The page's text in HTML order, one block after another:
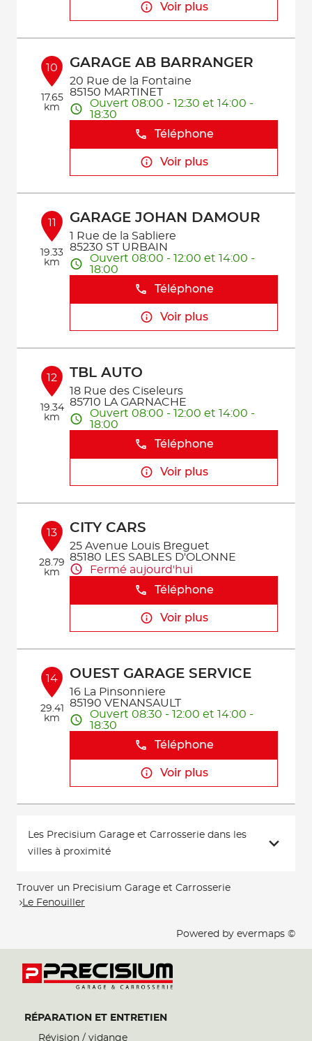
Voir plus
10
17.65
km
GARAGE AB BARRANGER
20 Rue de la Fontaine
85150 MARTINET
Ouvert 08:00 - 12:30 et 14:00 -
18:30
Téléphone
Voir plus
11
19.33
km
GARAGE JOHAN DAMOUR
1 Rue de la Sabliere
85230 ST URBAIN
Ouvert 08:00 - 12:00 et 14:00 -
18:00
Téléphone
Voir plus
12
19.34
km
TBL AUTO
18 Rue des Ciseleurs
85710 LA GARNACHE
Ouvert 08:00 - 12:00 et 14:00 -
18:00
Téléphone
Voir plus
13
28.79
km
CITY CARS
25 Avenue Louis Breguet
85180 LES SABLES D'OLONNE
Fermé aujourd'hui
Téléphone
Voir plus
14
29.41
km
OUEST GARAGE SERVICE
16 La Pinsonniere
85190 VENANSAULT
Ouvert 08:30 - 12:00 et 14:00 -
18:30
Téléphone
Voir plus
Les Precisium Garage et Carrosserie dans les
villes à proximité
Trouver un Precisium Garage et Carrosserie
Le Fenouiller
Powered by evermaps ©
RÉPARATION ET ENTRETIEN
Révision / vidange